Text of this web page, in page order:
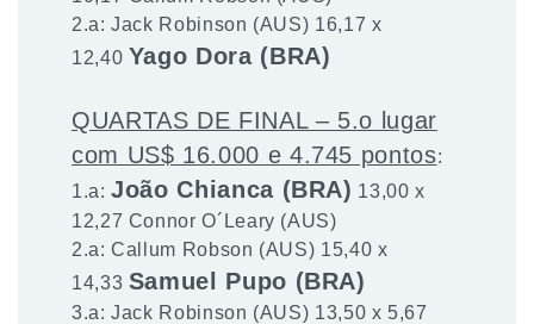
2.a: Jack Robinson (AUS) 16,17 x
12,40 Yago Dora (BRA)
QUARTAS DE FINAL – 5.o lugar
com US$ 16.000 e 4.745 pontos:
1.a:João Chianca (BRA) 13,00 x
12,27 Connor O´Leary (AUS)
2.a: Callum Robson (AUS) 15,40 x
14,33 Samuel Pupo (BRA)
3.a: Jack Robinson (AUS) 13,50 x 5,67